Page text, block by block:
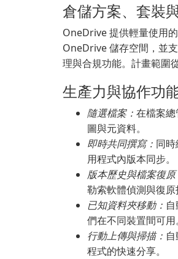
倉儲方案、套裝
OneDrive 提供輕量使用
OneDrive 儲存空間，並
理與合規功能。計畫範圍
生產力與協作功
隨選檔案： 在檔案
圖與元資料。
即時共同撰寫： 同
用程式內版本同步。
版本歷史與檔案復原
勒索軟體偵測與復原
已知資料夾移動：
們在不同裝置間可用。
行動上傳與掃描：
程式的快速分享。